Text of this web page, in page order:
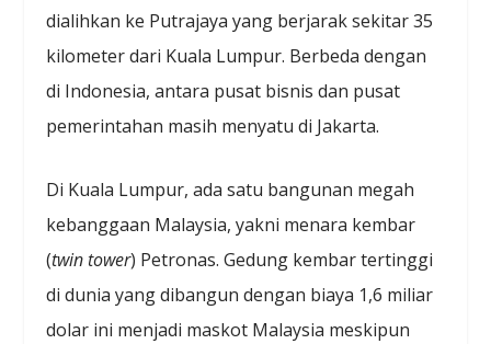
dialihkan ke Putrajaya yang berjarak sekitar 35
kilometer dari Kuala Lumpur. Berbeda dengan
di Indonesia, antara pusat bisnis dan pusat
pemerintahan masih menyatu di Jakarta.
Di Kuala Lumpur, ada satu bangunan megah
kebanggaan Malaysia, yakni menara kembar
(twin tower) Petronas. Gedung kembar tertinggi
di dunia yang dibangun dengan biaya 1,6 miliar
dolar ini menjadi maskot Malaysia meskipun